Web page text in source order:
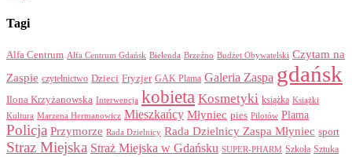
Tagi
Alfa Centrum Alfa Centrum Gdańsk Bielenda Brzeźno Budżet Obywatelski Czytam na
Zaspie czytelnictwo Dzieci Fryzjer GAK Plama Galeria Zaspa gdańsk
Ilona Krzyżanowska Interwencja kobieta Kosmetyki książka Książki
Kultura Marzena Hermanowicz Mieszkańcy Młyniec pies Pilotów Plama
Policja Przymorze Rada Dzielnicy Rada Dzielnicy Zaspa Młyniec sport
Straz Miejska Straż Miejska w Gdańsku SUPER-PHARM Szkoła Sztuka